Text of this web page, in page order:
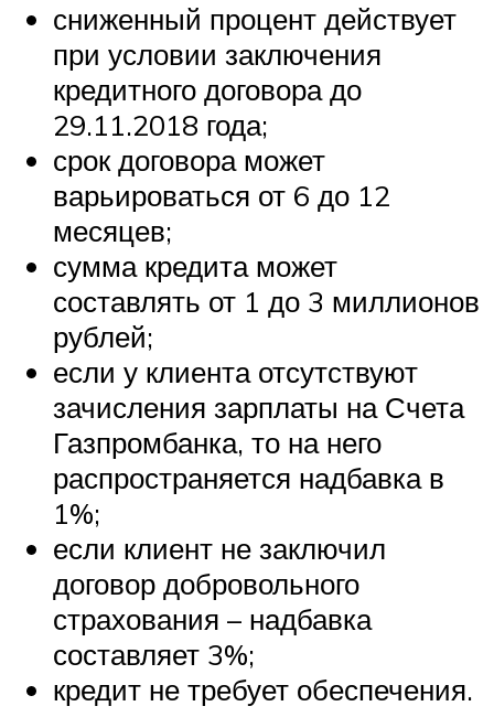
сниженный процент действует
при условии заключения
кредитного договора до
29.11.2018 года;
срок договора может
варьироваться от 6 до 12
месяцев;
сумма кредита может
составлять от 1 до 3 миллионов
рублей;
если у клиента отсутствуют
зачисления зарплаты на Счета
Газпромбанка, то на него
распространяется надбавка в
1%;
если клиент не заключил
договор добровольного
страхования – надбавка
составляет 3%;
кредит не требует обеспечения.